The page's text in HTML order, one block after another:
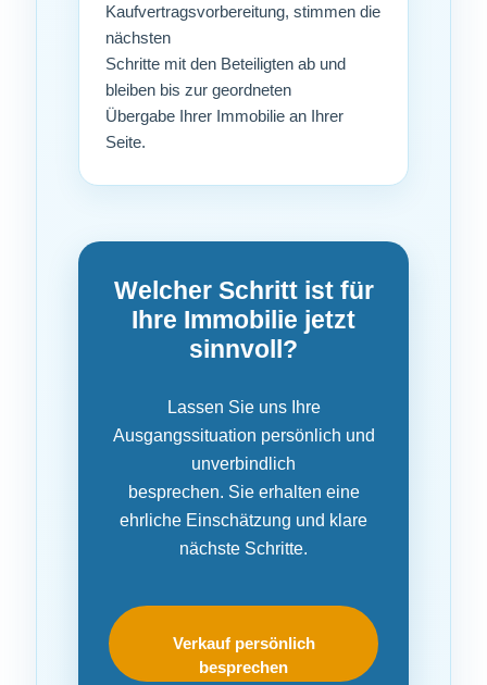
Kaufvertragsvorbereitung, stimmen die
nächsten
Schritte mit den Beteiligten ab und
bleiben bis zur geordneten
Übergabe Ihrer Immobilie an Ihrer
Seite.
Welcher Schritt ist für
Ihre Immobilie jetzt
sinnvoll?
Lassen Sie uns Ihre
Ausgangssituation persönlich und
unverbindlich
besprechen. Sie erhalten eine
ehrliche Einschätzung und klare
nächste Schritte.
Verkauf persönlich
besprechen